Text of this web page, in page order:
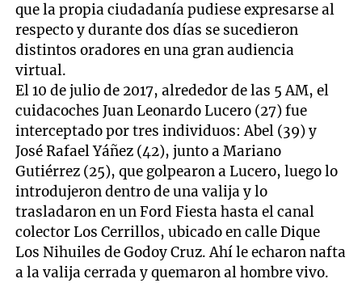
que la propia ciudadanía pudiese expresarse al
respecto y durante dos días se sucedieron
distintos oradores en una gran audiencia
virtual.
El 10 de julio de 2017, alrededor de las 5 AM, el
cuidacoches Juan Leonardo Lucero (27) fue
interceptado por tres individuos: Abel (39) y
José Rafael Yáñez (42), junto a Mariano
Gutiérrez (25), que golpearon a Lucero, luego lo
introdujeron dentro de una valija y lo
trasladaron en un Ford Fiesta hasta el canal
colector Los Cerrillos, ubicado en calle Dique
Los Nihuiles de Godoy Cruz. Ahí le echaron nafta
a la valija cerrada y quemaron al hombre vivo.